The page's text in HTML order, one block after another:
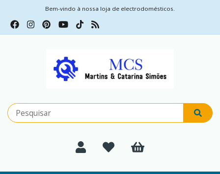
Bem-vindo à nossa loja de electrodomésticos.